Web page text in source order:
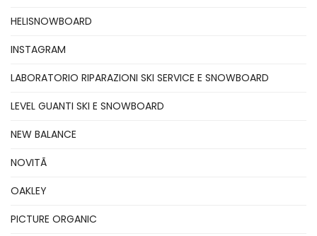
HELISNOWBOARD
INSTAGRAM
LABORATORIO RIPARAZIONI SKI SERVICE E SNOWBOARD
LEVEL GUANTI SKI E SNOWBOARD
NEW BALANCE
NOVITÃ
OAKLEY
PICTURE ORGANIC